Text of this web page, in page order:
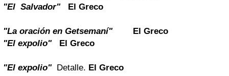
"El Salvador"
El Greco
"La oración en Getsemaní"
El Greco
"El expolio"El Greco
"El expolio" Detalle. El Greco